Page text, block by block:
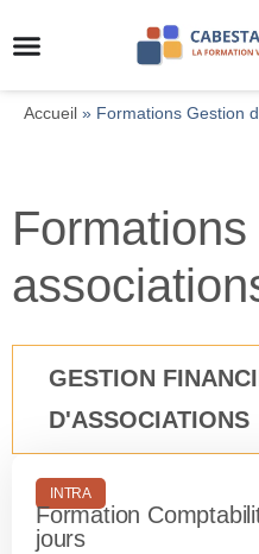
Accueil » Formations Gestion
GESTION
D'ASSOCIATIONS
INTRA
Formation
jours